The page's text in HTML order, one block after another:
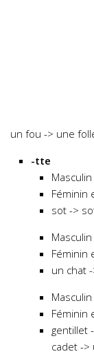
un fou -> une
-tte
Féminin
sot ->
Féminin
un chat
Féminin
gentillet
cadet -